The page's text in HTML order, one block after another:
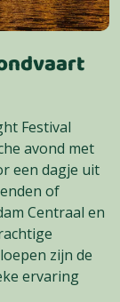
Festival
avond met
een dagje uit
of
Centraal en
zijn de
ervaring